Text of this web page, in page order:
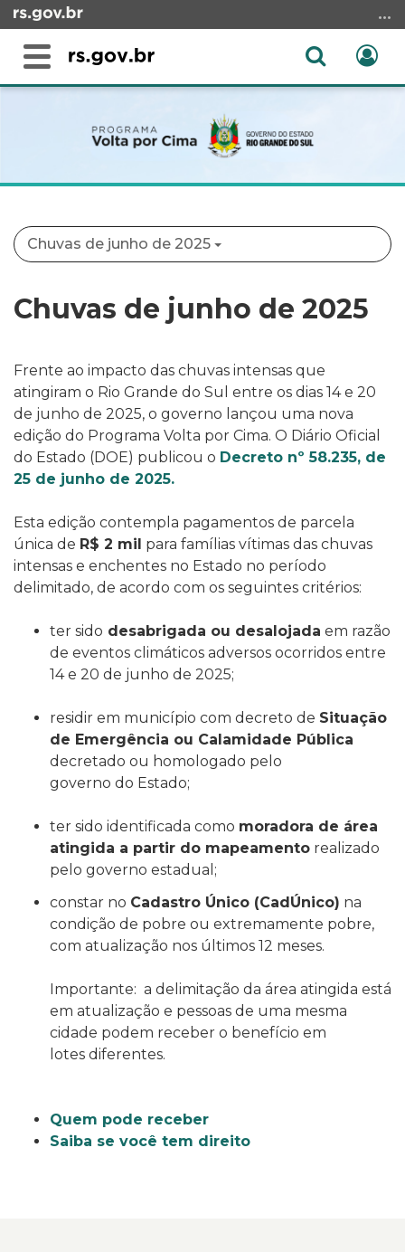
para
conteúdo
Ir
busca
Alterna
Abrir
Chuvas de junho de 2025
Chuvas de junho de 2025
Frente ao impacto das chuvas intensas que
atingiram o Rio Grande do Sul entre os dias 14 e 20
de junho de 2025, o governo lançou uma nova
edição do Programa Volta por Cima. O Diário Oficial
do Estado (DOE) publicou o Decreto nº 58.235, de
25 de junho de 2025.
Esta edição contempla pagamentos de parcela
única de R$ 2 mil para famílias vítimas das chuvas
intensas e enchentes no Estado no período
delimitado, de acordo com os seguintes critérios:
ter sido desabrigada ou desalojada em razão
de eventos climáticos adversos ocorridos entre
14 e 20 de junho de 2025;
residir em município com decreto de Situação
de Emergência ou Calamidade Pública
decretado ou homologado pelo
governo do Estado;
ter sido identificada como moradora de área
atingida a partir do mapeamento realizado
pelo governo estadual;
constar no Cadastro Único (CadÚnico) na
condição de pobre ou extremamente pobre,
com atualização nos últimos 12 meses.
Importante: a delimitação da área atingida está
em atualização e pessoas de uma mesma
cidade podem receber o benefício em
lotes diferentes.
Quem pode receber
Saiba se você tem direito